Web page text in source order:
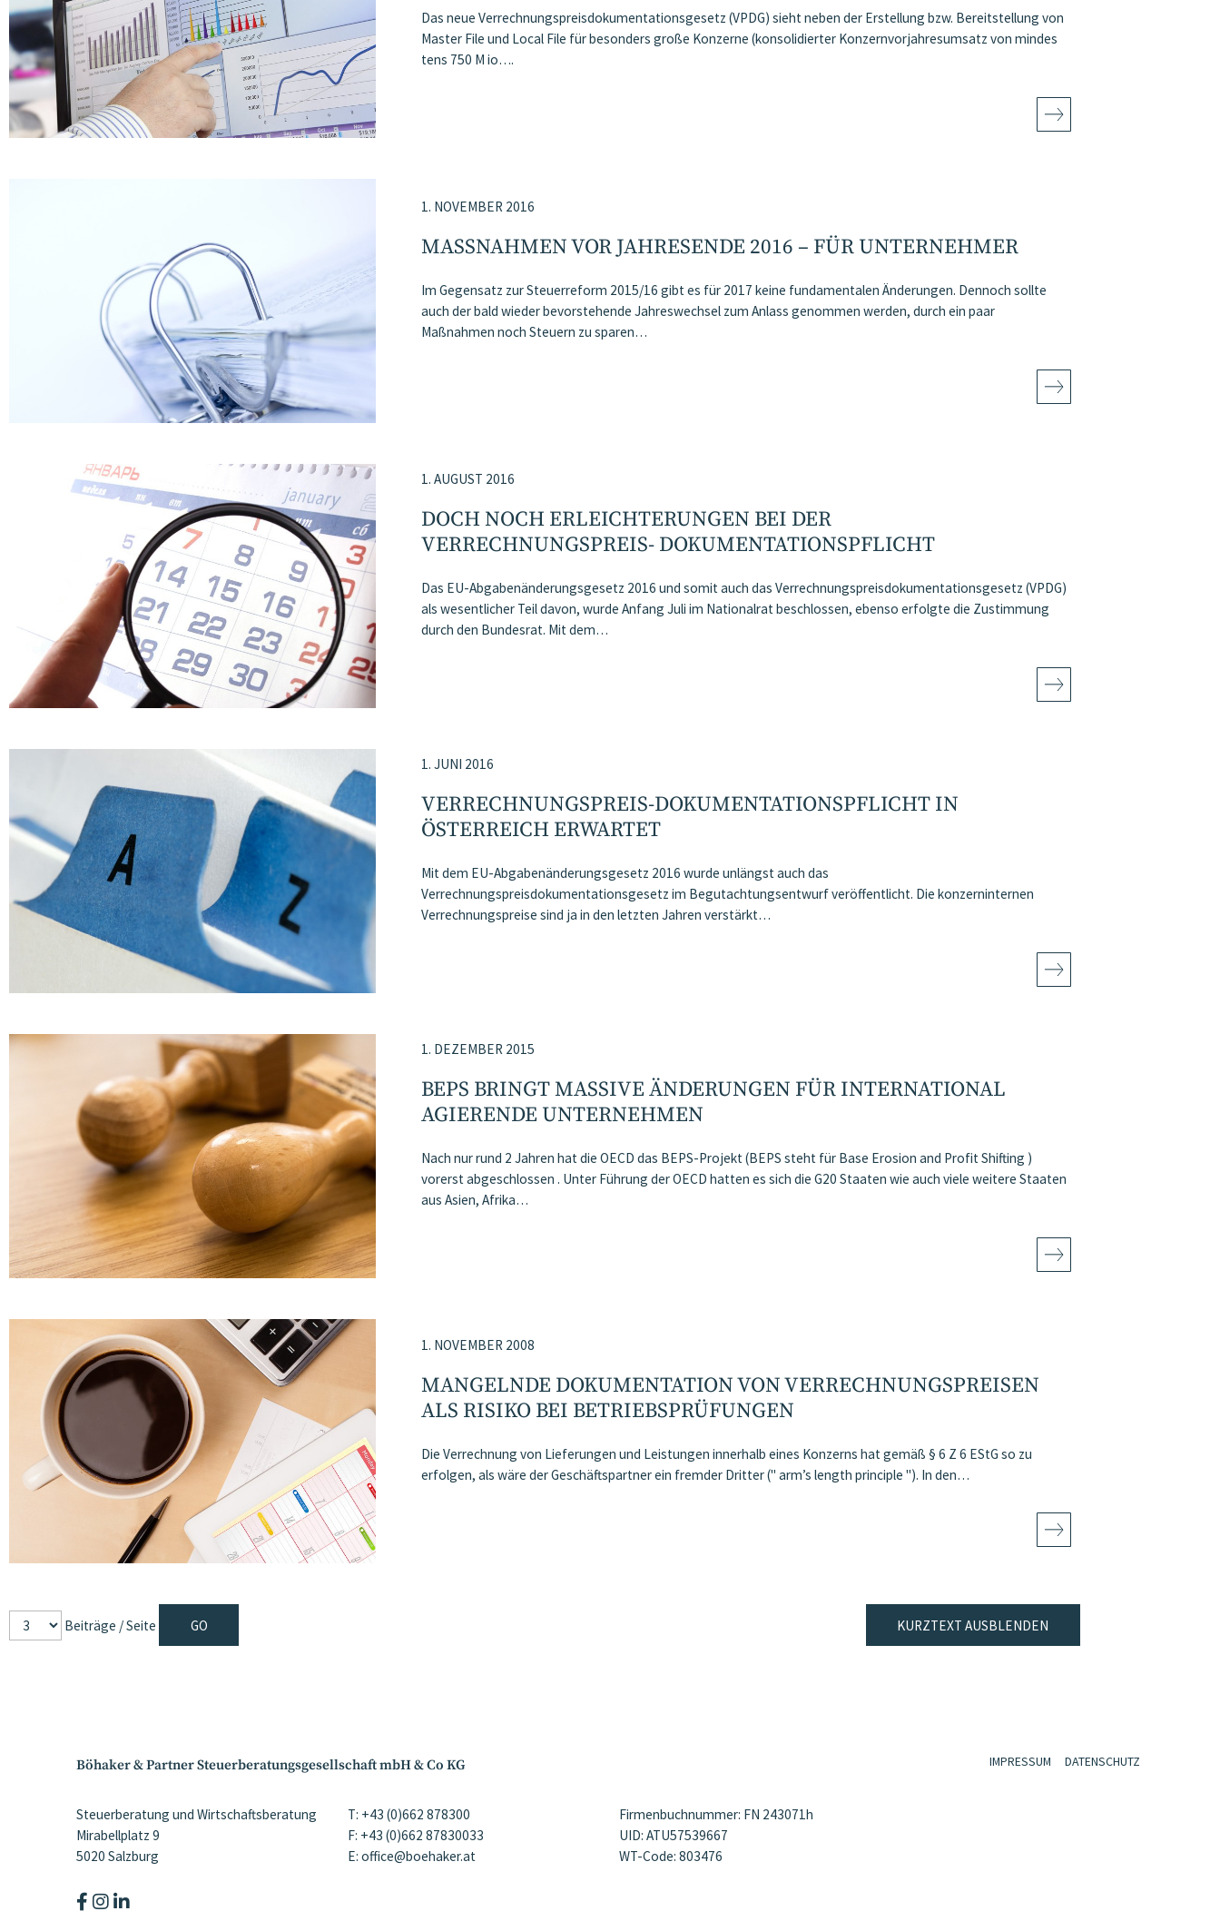
Das neue Verrechnungspreisdokumentationsgesetz (VPDG) sieht neben der Erstellung bzw. Bereitstellung von
Master File und Local File für besonders große Konzerne (konsolidierter Konzernvorjahresumsatz von mindes
tens 750 M io….
1. NOVEMBER 2016
MASSNAHMEN VOR JAHRESENDE 2016 – FÜR UNTERNEHMER
Im Gegensatz zur Steuerreform 2015/16 gibt es für 2017 keine fundamentalen Änderungen. Dennoch sollte
auch der bald wieder bevorstehende Jahreswechsel zum Anlass genommen werden, durch ein paar
Maßnahmen noch Steuern zu sparen…
1. AUGUST 2016
DOCH NOCH ERLEICHTERUNGEN BEI DER
VERRECHNUNGSPREIS- DOKUMENTATIONSPFLICHT
Das EU-Abgabenänderungsgesetz 2016 und somit auch das Verrechnungspreisdokumentationsgesetz (VPDG)
als wesentlicher Teil davon, wurde Anfang Juli im Nationalrat beschlossen, ebenso erfolgte die Zustimmung
durch den Bundesrat. Mit dem…
1. JUNI 2016
VERRECHNUNGSPREIS-DOKUMENTATIONSPFLICHT IN
ÖSTERREICH ERWARTET
Mit dem EU-Abgabenänderungsgesetz 2016 wurde unlängst auch das
Verrechnungspreisdokumentationsgesetz im Begutachtungsentwurf veröffentlicht. Die konzerninternen
Verrechnungspreise sind ja in den letzten Jahren verstärkt…
1. DEZEMBER 2015
BEPS BRINGT MASSIVE ÄNDERUNGEN FÜR INTERNATIONAL
AGIERENDE UNTERNEHMEN
Nach nur rund 2 Jahren hat die OECD das BEPS-Projekt (BEPS steht für Base Erosion and Profit Shifting )
vorerst abgeschlossen . Unter Führung der OECD hatten es sich die G20 Staaten wie auch viele weitere Staaten
aus Asien, Afrika…
1. NOVEMBER 2008
MANGELNDE DOKUMENTATION VON VERRECHNUNGSPREISEN
ALS RISIKO BEI BETRIEBSPRÜFUNGEN
Die Verrechnung von Lieferungen und Leistungen innerhalb eines Konzerns hat gemäß § 6 Z 6 EStG so zu
erfolgen, als wäre der Geschäftspartner ein fremder Dritter (" arm’s length principle "). In den…
Beiträge / Seite KURZTEXT AUSBLENDEN
Böhaker & Partner Steuerberatungsgesellschaft mbH & Co KG
Steuerberatung und Wirtschaftsberatung
Mirabellplatz 9
5020 Salzburg
T: +43 (0)662 878300
F: +43 (0)662 87830033
E: office@boehaker.at
Firmenbuchnummer: FN 243071h
UID: ATU57539667
WT-Code: 803476
IMPRESSUM DATENSCHUTZ